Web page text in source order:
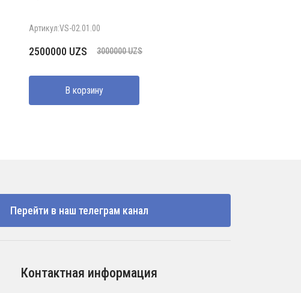
Артикул:VS-02.01.00
3000000UZS
Первоначальная
составляла
3000000 UZS.
2500000 UZS
Текущая
2500000 UZS.
В корзину
Перейти в наш телеграм канал
Контактная информация